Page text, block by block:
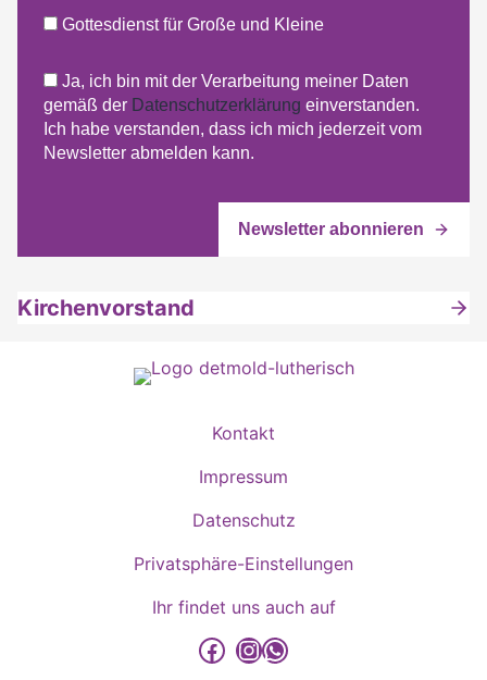
Gottesdienst für Große und Kleine
Ja, ich bin mit der Verarbeitung meiner Daten
gemäß der Datenschutzerklärung einverstanden.
Ich habe verstanden, dass ich mich jederzeit vom
Newsletter abmelden kann.
Kirchenvorstand
Kontakt
Impressum
Datenschutz
Privatsphäre-Einstellungen
Ihr findet uns auch auf
detmold-lutherisch auf Facebook
detmold-lutherisch auf Instagram
detmold-lutherisch auf WhatsApp